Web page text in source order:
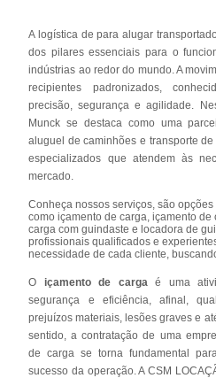
A logística de para alugar
dos pilares essenciais para o
indústrias ao redor do mundo. A
recipientes padronizados,
precisão, segurança e agilidade.
Munck se destaca como uma
aluguel de caminhões e transporte
especializados que atendem às
mercado.
Conheça nossos serviços, são
como içamento de carga, içamento
carga com guindaste e locadora de
profissionais qualificados e
necessidade de cada cliente,
O içamento de carga é uma
segurança e eficiência, afinal,
prejuízos materiais, lesões graves e
sentido, a contratação de uma
de carga se torna fundamental
sucesso da operação. A CSM